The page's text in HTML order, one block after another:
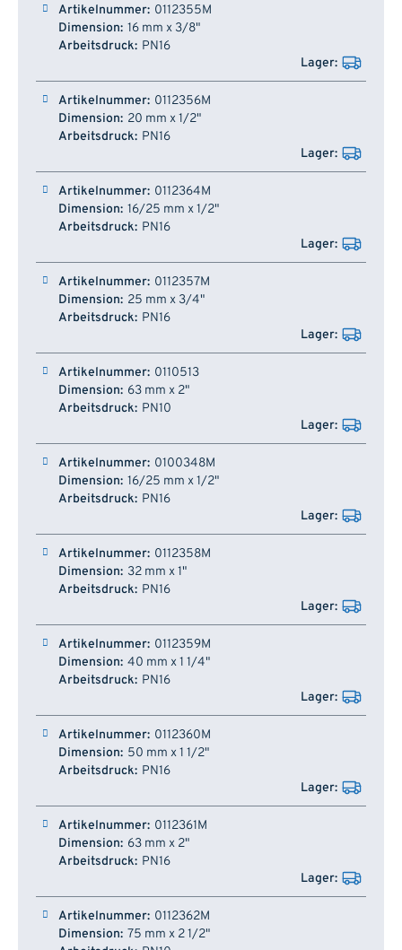
0112355M
16 mm x 3/8"
PN16
0112356M
20 mm x 1/2"
PN16
0112364M
16/25 mm x 1/2"
PN16
0112357M
25 mm x 3/4"
PN16
0110513
63 mm x 2"
PN10
0100348M
16/25 mm x 1/2"
PN16
0112358M
32 mm x 1"
PN16
0112359M
40 mm x 1 1/4"
PN16
0112360M
50 mm x 1 1/2"
PN16
0112361M
63 mm x 2"
PN16
0112362M
75 mm x 2 1/2"